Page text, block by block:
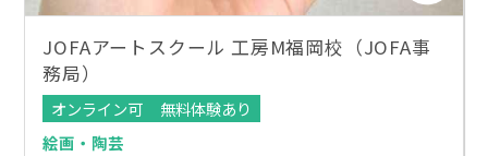
JOFAアートスクール 工房M福岡校（JOFA事
務局）
オンライン可
無料体験あり
絵画・陶芸